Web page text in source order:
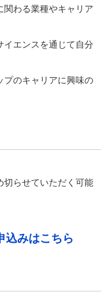
関わる業種やキャリア
イエンスを通じて自分
プのキャリアに興味の
らせていただく可能
込みはこちら